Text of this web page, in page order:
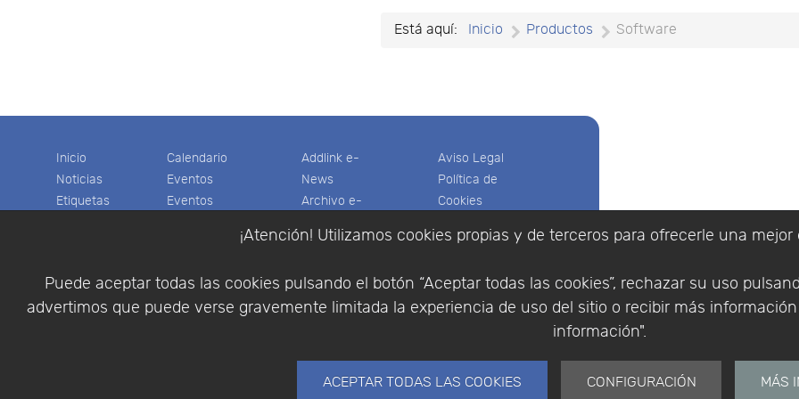
¡Atención! Utilizamos cookies propias y de terceros para ofrecerle una
Puede aceptar todas las cookies pulsando el botón “Aceptar todas las cookies”, rechazar su uso
advertimos que puede verse gravemente limitada la experiencia de uso del sitio o recibir más
información".
ACEPTAR TODAS LAS COOKIES CONFIGURACIÓN MÁS
Está aquí: Inicio Productos Software
Inicio
Noticias
Etiquetas
Cesta
Calendario
Eventos
Eventos
Colaboradores
Descargas
Videos
Addlink e-
News
Archivo e-
Software
Multifisica.com
Síganos
Aviso Legal
Política de
Cookies
Privacidad
de compra
Identificarse
|Política de Cookies
© Copyright 1994 - 2026.
Distribuidor de
España y Portugal.